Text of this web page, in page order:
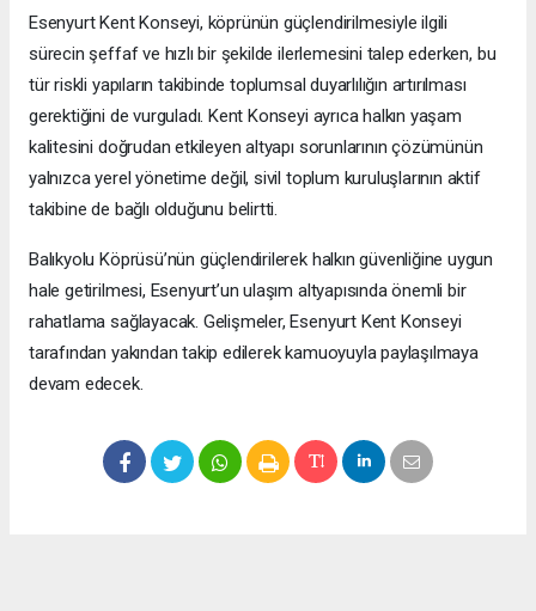
Esenyurt Kent Konseyi, köprünün güçlendirilmesiyle ilgili
sürecin şeffaf ve hızlı bir şekilde ilerlemesini talep ederken, bu
tür riskli yapıların takibinde toplumsal duyarlılığın artırılması
gerektiğini de vurguladı. Kent Konseyi ayrıca halkın yaşam
kalitesini doğrudan etkileyen altyapı sorunlarının çözümünün
yalnızca yerel yönetime değil, sivil toplum kuruluşlarının aktif
takibine de bağlı olduğunu belirtti.
Balıkyolu Köprüsü’nün güçlendirilerek halkın güvenliğine uygun
hale getirilmesi, Esenyurt’un ulaşım altyapısında önemli bir
rahatlama sağlayacak. Gelişmeler, Esenyurt Kent Konseyi
tarafından yakından takip edilerek kamuoyuyla paylaşılmaya
devam edecek.